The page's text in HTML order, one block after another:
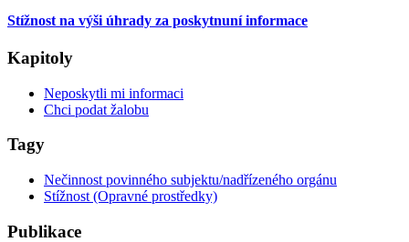
Stížnost na výši úhrady za poskytnuní informace
Kapitoly
Neposkytli mi informaci
Chci podat žalobu
Tagy
Nečinnost povinného subjektu/nadřízeného orgánu
Stížnost (Opravné prostředky)
Publikace